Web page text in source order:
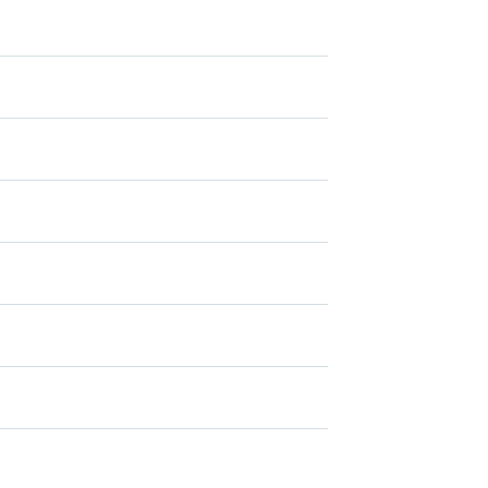
das Recruiting für verschiedene
für Studierende und Absolvent:innen.
hochlädst bzw. dein
Bist du bereits zu einem